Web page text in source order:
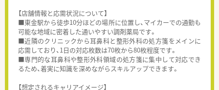
【店舗情報と応需状況について】
■東金駅から徒歩10分ほどの場所に位置し、マイカーでの通勤も
可能な地域に密着した通いやすい調剤薬局です。
■近隣のクリニックから耳鼻科と整形外科の処方箋をメインに
応需しており、1日の対応枚数は70枚から80枚程度です。
■専門的な耳鼻科や整形外科領域の処方箋に集中して対応でき
るため、着実に知識を深めながらスキルアップできます。
【想定されるキャリアイメージ】